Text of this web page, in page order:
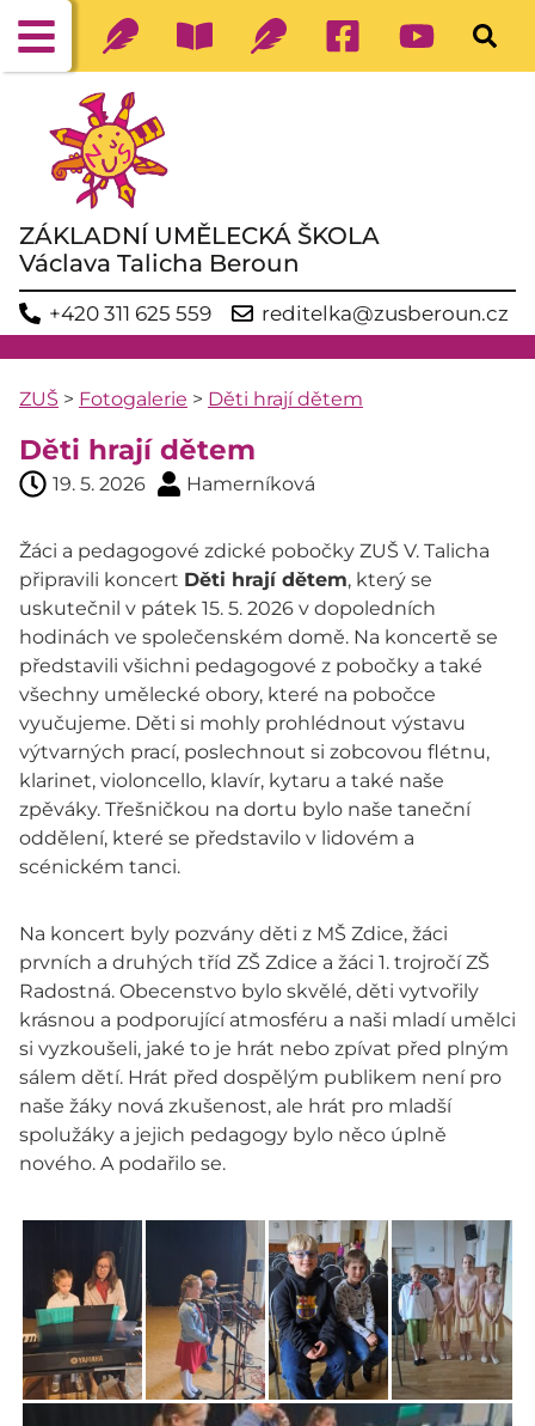
ZÁKLADNÍ UMĚLECKÁ ŠKOLA
Václava Talicha Beroun
+420 311 625 559 reditelka@zusberoun.cz
ZUŠ > Fotogalerie > Děti hrají dětem
Děti hrají dětem
19. 5. 2026 Hamerníková
Žáci a pedagogové zdické pobočky ZUŠ V. Talicha
připravili koncert Děti hrají dětem, který se
uskutečnil v pátek 15. 5. 2026 v dopoledních
hodinách ve společenském domě. Na koncertě se
představili všichni pedagogové z pobočky a také
všechny umělecké obory, které na pobočce
vyučujeme. Děti si mohly prohlédnout výstavu
výtvarných prací, poslechnout si zobcovou flétnu,
klarinet, violoncello, klavír, kytaru a také naše
zpěváky. Třešničkou na dortu bylo naše taneční
oddělení, které se představilo v lidovém a
scénickém tanci.
Na koncert byly pozvány děti z MŠ Zdice, žáci
prvních a druhých tříd ZŠ Zdice a žáci 1. trojročí ZŠ
Radostná. Obecenstvo bylo skvělé, děti vytvořily
krásnou a podporující atmosféru a naši mladí umělci
si vyzkoušeli, jaké to je hrát nebo zpívat před plným
sálem dětí. Hrát před dospělým publikem není pro
naše žáky nová zkušenost, ale hrát pro mladší
spolužáky a jejich pedagogy bylo něco úplně
nového. A podařilo se.